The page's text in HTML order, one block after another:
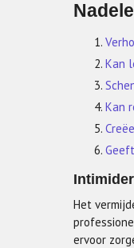
Kan
Kan
Het
ervoor